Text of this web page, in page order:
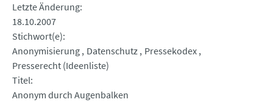
Letzte Änderung
18.10.2007
Stichwort(e)
Anonymisierung Datenschutz Pressekodex
Presserecht (Ideenliste)
Titel
Anonym durch Augenbalken